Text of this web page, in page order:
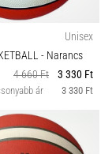
Unisex
- Narancs
4 660 Ft
3 330 Ft
ár 3 330 Ft